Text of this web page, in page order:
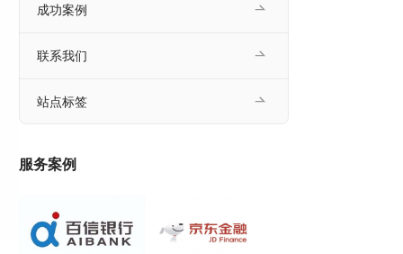
成功案例
联系我们
站点标签
服务案例